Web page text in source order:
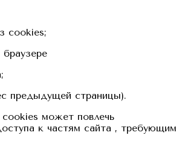
cookies;
предыдущей страницы).
cookies может повлечь
к частям сайта , требующим